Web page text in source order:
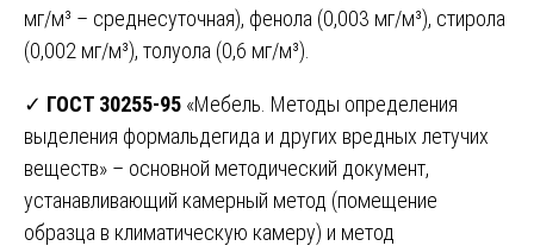
мг/м³ – среднесуточная), фенола (0,003 мг/м³), стирола
(0,002 мг/м³), толуола (0,6 мг/м³).
✓ ГОСТ 30255-95 «Мебель. Методы определения
выделения формальдегида и других вредных летучих
веществ» – основной методический документ,
устанавливающий камерный метод (помещение
образца в климатическую камеру) и метод